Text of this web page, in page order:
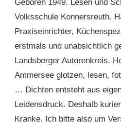
Geboren 1949. Lesen und
Volksschule Konnersreuth.
Praxiseinrichter,
erstmals und unabsichtlich
Landsberger Autorenkreis.
Ammersee glotzen, lesen,
… Dichten entsteht aus
Leidensdruck. Deshalb
Kranke. Ich bitte also um